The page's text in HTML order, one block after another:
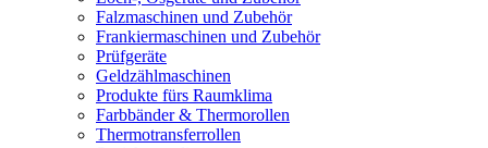
Falzmaschinen und Zubehör
Frankiermaschinen und Zubehör
Prüfgeräte
Geldzählmaschinen
Produkte fürs Raumklima
Farbbänder & Thermorollen
Thermotransferrollen